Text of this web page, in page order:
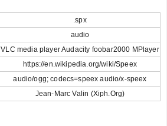
.spx
audio
VLC media player Audacity foobar2000 MPlayer
https://en.wikipedia.org/wiki/Speex
audio/ogg; codecs=speex audio/x-speex
Jean-Marc Valin (Xiph.Org)